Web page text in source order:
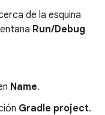
de la esquina
Run/Debug
Name.
Gradle project.